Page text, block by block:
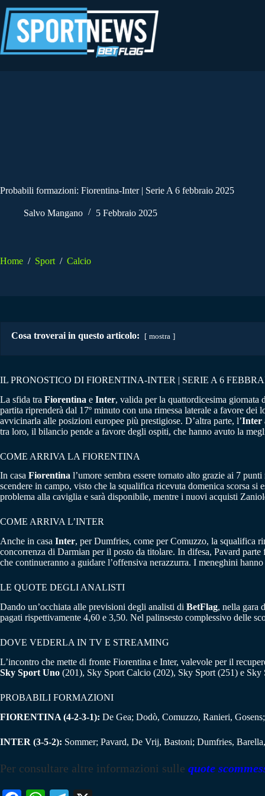
al
contenuto
Probabili formazioni: Fiorentina-Inter | Serie A 6 febbraio 2025
Salvo Mangano 5 Febbraio 2025
Home / Sport / Calcio
Cosa troverai in questo articolo: mostra
IL PRONOSTICO DI FIORENTINA-INTER | SERIE A 6
La sfida tra Fiorentina e Inter, valida per la quattordicesima giornata
partita riprenderà dal 17º minuto con una rimessa laterale a favore dei
avvicinarla alle posizioni europee più prestigiose. D’altra parte, l’Inter
tra loro, il bilancio pende a favore degli ospiti, che hanno avuto la
COME ARRIVA LA FIORENTINA
In casa Fiorentina l’umore sembra essere tornato alto grazie ai 7
scendere in campo, visto che la squalifica ricevuta domenica scorsa
problema alla caviglia e sarà disponibile, mentre i nuovi acquisti
COME ARRIVA L’INTER
Anche in casa Inter, per Dumfries, come per Comuzzo, la squalifica
concorrenza di Darmian per il posto da titolare. In difesa, Pavard
che continueranno a guidare l’offensiva nerazzurra. I meneghini
LE QUOTE DEGLI ANALISTI
Dando un’occhiata alle previsioni degli analisti di BetFlag, nella gara
pagati rispettivamente 4,60 e 3,50. Nel palinsesto complessivo delle
DOVE VEDERLA IN TV E STREAMING
L’incontro che mette di fronte Fiorentina e Inter, valevole per il
Sky Sport Uno (201), Sky Sport Calcio (202), Sky Sport (251) e
PROBABILI FORMAZIONI
FIORENTINA (4-2-3-1): De Gea; Dodò, Comuzzo, Ranieri,
INTER (3-5-2): Sommer; Pavard, De Vrij, Bastoni; Dumfries,
Per consultare altre informazioni sulle quote